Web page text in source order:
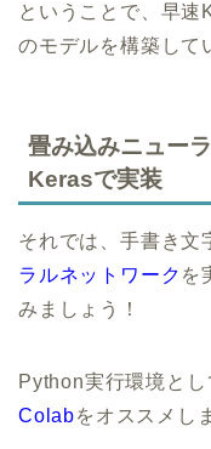
ということで、早
のモデルを構築して
畳み込みニュー
Kerasで実装
それでは、手書き文
ラルネットワーク を
みましょう！
Python実行環境と
Colabをオススメし